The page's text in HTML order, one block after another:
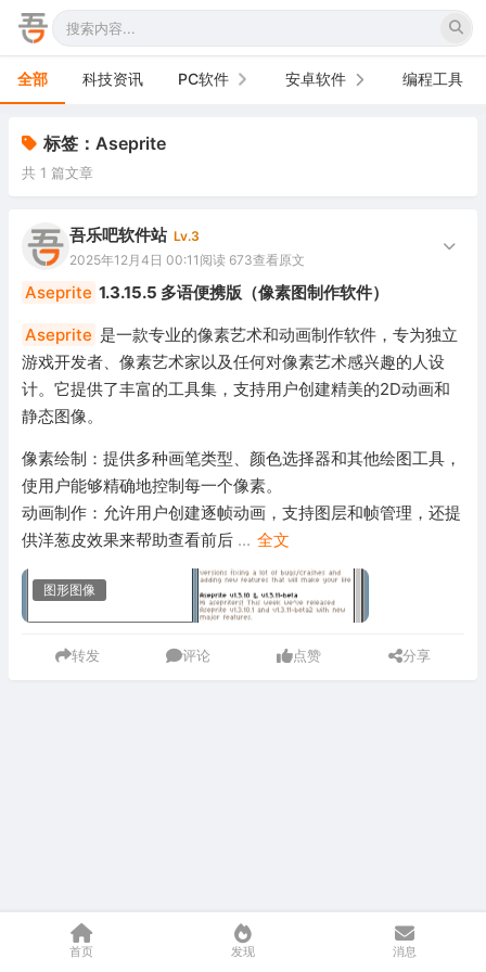
首页 发现 消息
全部 科技资讯 PC软件
办公软件
网络软件
图形图像
游戏娱乐
安全防御
系统下载
系统工具
安卓软件
手机软件
电视软件
车机软件
编程工具
标签：Aseprite
共 1 篇文章
吾乐吧软件站 Lv.3
2025年12月4日 00:11 阅读 673查看原文
Aseprite 1.3.15.5 多语便携版（像素图制作软件）
Aseprite 是一款专业的像素艺术和动画制作软件，专为独立
游戏开发者、像素艺术家以及任何对像素艺术感兴趣的人设
计。它提供了丰富的工具集，支持用户创建精美的2D动画和
静态图像。
像素绘制：提供多种画笔类型、颜色选择器和其他绘图工具，
使用户能够精确地控制每一个像素。
动画制作：允许用户创建逐帧动画，支持图层和帧管理，还提
供洋葱皮效果来帮助查看前后 ... 全文
图形图像
转发 评论 点赞 分享